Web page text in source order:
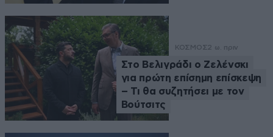
ΚΟΣΜΟΣ2 ω. πριν
Στο Βελιγράδι ο Ζελένσκι
για πρώτη επίσημη επίσκεψη
– Τι θα συζητήσει με τον
Βούτσιτς